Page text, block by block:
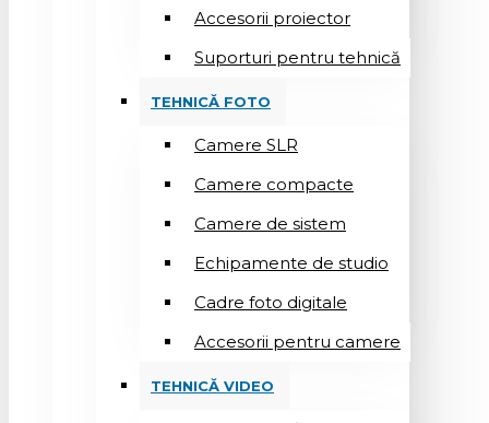
Accesorii proiector
Suporturi pentru tehnică
TEHNICĂ FOTO
Camere SLR
Camere compacte
Camere de sistem
Echipamente de studio
Cadre foto digitale
Accesorii pentru camere
TEHNICĂ VIDEO